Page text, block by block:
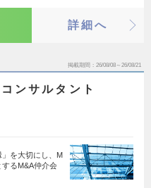
詳細へ
掲載期間 26/08/08～26/08/21
ンサルタント
」を大切にし、M
るM&A仲介会